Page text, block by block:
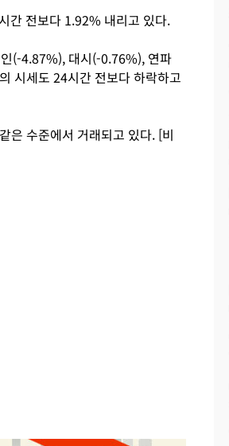
간 전보다 1.92% 내리고 있다.
(-4.87%), 대시(-0.76%), 연파
시세도 24시간 전보다 하락하고
은 수준에서 거래되고 있다. [비